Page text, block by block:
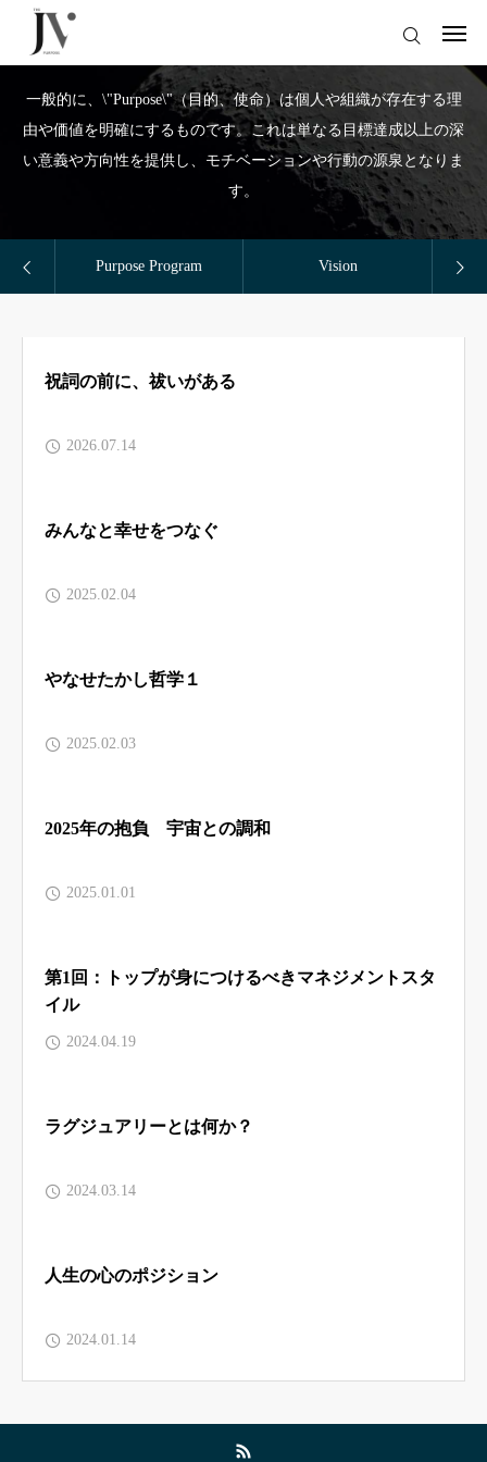
一般的に、\"Purpose\"（目的、使命）は個人や組織が存在する理
由や価値を明確にするものです。これは単なる目標達成以上の深
い意義や方向性を提供し、モチベーションや行動の源泉となりま
す。
Purpose Program Vision
祝詞の前に、祓いがある
2026.07.14
みんなと幸せをつなぐ
2025.02.04
やなせたかし哲学１
2025.02.03
2025年の抱負 宇宙との調和
2025.01.01
第1回：トップが身につけるべきマネジメントスタ
イル
2024.04.19
ラグジュアリーとは何か？
2024.03.14
人生の心のポジション
2024.01.14
ログイン
Company
Column
Contact
Doctor-DX（医療従事者はこちら）
小磯卓也（オフィシャルサイト）